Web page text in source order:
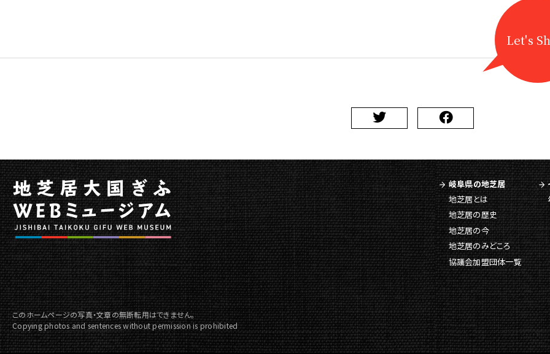
Let's
岐阜県の地芝居
地芝居とは
地芝居の歴史
地芝居の今
地芝居のみどころ
協議会加盟団体一覧
このホームページの写真・文章の無断転用はできません。
Copying photos and sentences without permission is prohibited